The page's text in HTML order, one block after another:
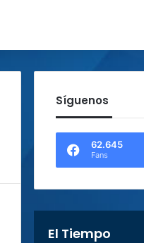
Síguenos
62.645
Fans
El Tiempo